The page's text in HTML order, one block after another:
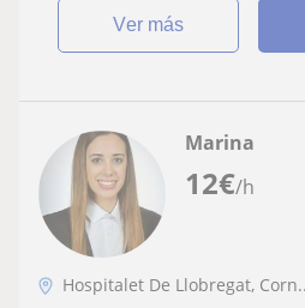
ver más
12€/h
Marina
Hospitalet De Llobregat,